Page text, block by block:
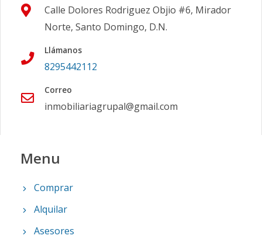
Calle Dolores Rodriguez Objio #6, Mirador
Norte, Santo Domingo, D.N.
Llámanos
8295442112
Correo
inmobiliariagrupal@gmail.com
Menu
Comprar
Alquilar
Asesores